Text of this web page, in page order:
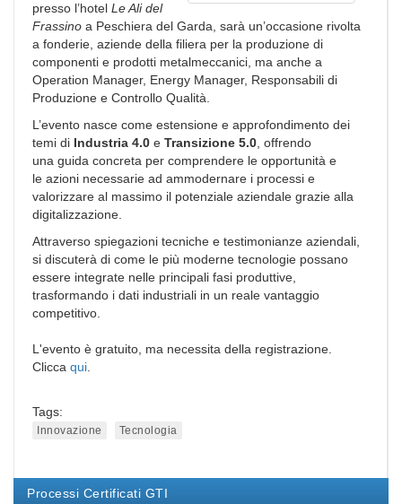
presso l’hotel Le Ali del
Frassino a Peschiera del Garda, sarà un’occasione rivolta
a fonderie, aziende della filiera per la produzione di
componenti e prodotti metalmeccanici, ma anche a
Operation Manager, Energy Manager, Responsabili di
Produzione e Controllo Qualità.
L’evento nasce come estensione e approfondimento dei
temi di Industria 4.0 e Transizione 5.0 , offrendo
una guida concreta per comprendere le opportunità e
le azioni necessarie ad ammodernare i processi e
valorizzare al massimo il potenziale aziendale grazie alla
digitalizzazione.
Attraverso spiegazioni tecniche e testimonianze aziendali,
si discuterà di come le più moderne tecnologie possano
essere integrate nelle principali fasi produttive,
trasformando i dati industriali in un reale vantaggio
competitivo.
L'evento è gratuito, ma necessita della registrazione.
Clicca qui
Tags:
Innovazione Tecnologia
Processi Certificati GTI